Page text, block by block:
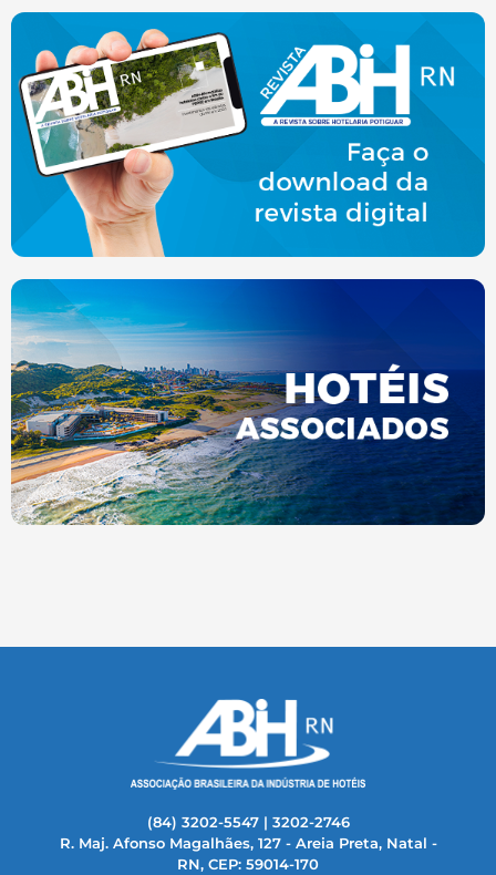
(84) 3202-5547 | 3202-2746
R. Maj. Afonso Magalhães, 127 - Areia Preta, Natal -
RN, CEP: 59014-170